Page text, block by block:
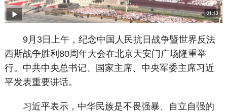
9月3日上午，纪念中国人民抗日战争暨世界反法
西斯战争胜利80周年大会在北京天安门广场隆重举
行。中共中央总书记、国家主席、中央军委主席习近
平发表重要讲话。
习近平表示，中华民族是不畏强暴、自立自强的